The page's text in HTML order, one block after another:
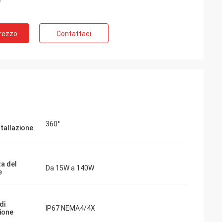
6
Contattaci
360°
del
Da 15W a 140W
IP67 NEMA4/4X